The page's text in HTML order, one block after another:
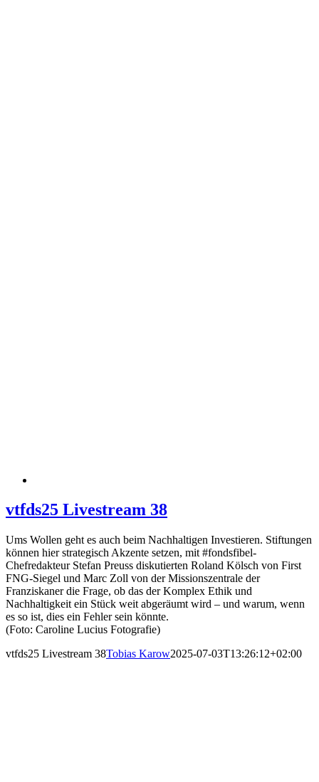
vtfds25 Livestream 38
Ums Wollen geht es auch beim Nachhaltigen Investieren. Stiftungen
können hier strategisch Akzente setzen, mit #fondsfibel-
Chefredakteur Stefan Preuss diskutierten Roland Kölsch von First
FNG-Siegel und Marc Zoll von der Missionszentrale der
Franziskaner die Frage, ob das der Komplex Ethik und
Nachhaltigkeit ein Stück weit abgeräumt wird – und warum, wenn
es so ist, dies ein Fehler sein könnte.
(Foto: Caroline Lucius Fotografie)
vtfds25 Livestream 38Tobias Karow2025-07-03T13:26:12+02:00